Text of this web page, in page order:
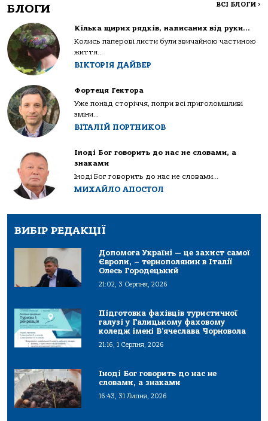
БЛОГИ ВСІ БЛОГИ >
Кілька щирих рядків, написаних від руки…
Колись паперові листи були звичайною частиною
життя...
ВІКТОРІЯ ДАЙВЕР
Фортеця Гектора
Уже понад сторіччя, попри всі приголомшливі
зміни...
ВІТАЛІЙ ПОРТНИКОВ
Іноді Бог говорить до нас не словами, а
знаками
Іноді Бог говорить до нас не словами...
МИХАЙЛО АПОСТОЛ
ВИБІР РЕДАКЦІЇ
Допомога Україні — це захист самої
Європи, – тернополянин в Італії
Олесь Городецький
21:02, 3 Серпня, 2026
Підготовка фахівців туристичної
галузі у Галицькому фаховому
коледж імені В’ячеслава Чорновола
21:16, 1 Серпня, 2026
Іноді Бог говорить до нас не
словами, а знаками
16:43, 31 Липня, 2026